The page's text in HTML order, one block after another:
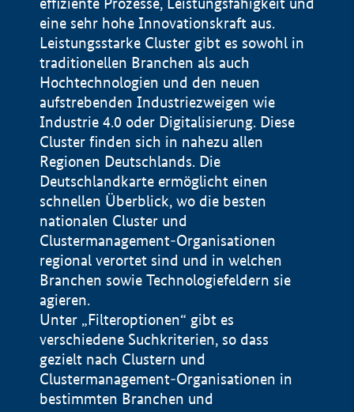
eine sehr hohe Innovationskraft aus.
Leistungsstarke Cluster gibt es sowohl in
traditionellen Branchen als auch
Hochtechnologien und den neuen
aufstrebenden Industriezweigen wie
Industrie 4.0 oder Digitalisierung. Diese
Cluster finden sich in nahezu allen
Regionen Deutschlands. Die
Deutschlandkarte ermöglicht einen
schnellen Überblick, wo die besten
nationalen Cluster und
Clustermanagement-Organisationen
regional verortet sind und in welchen
Branchen sowie Technologiefeldern sie
agieren.
Unter „Filteroptionen“ gibt es
verschiedene Suchkriterien, so dass
gezielt nach Clustern und
Clustermanagement-Organisationen in
bestimmten Branchen und
Impressum
Datenschutzerklärung
BMWE, 2026 ©
100 km © Geobasis-DE / BKG 2015